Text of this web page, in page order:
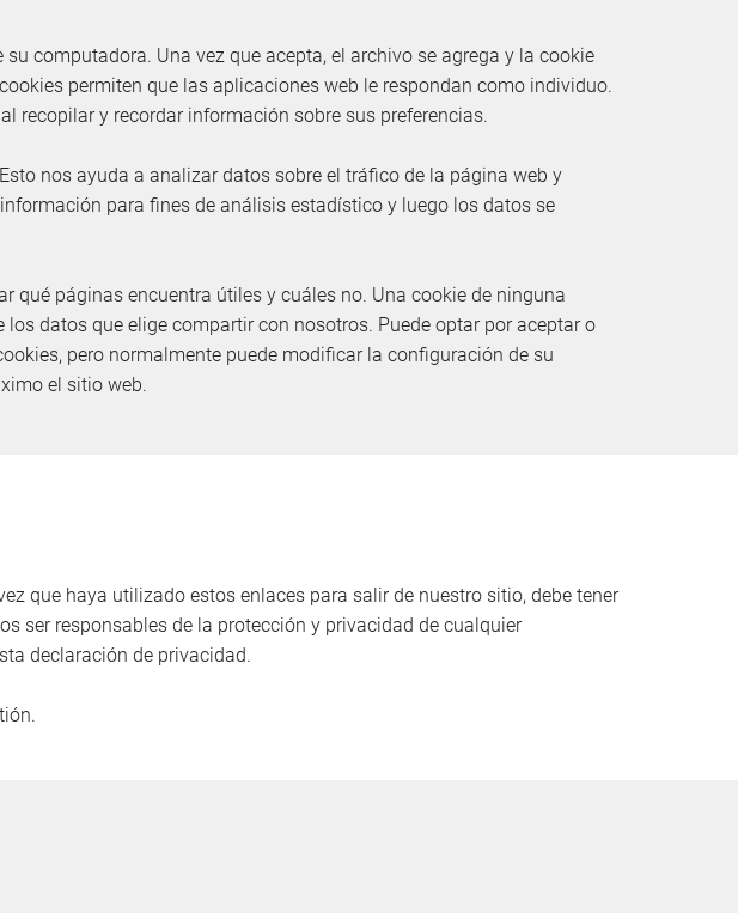
computadora. Una vez que acepta, el archivo se agrega y la cookie
permiten que las aplicaciones web le respondan como individuo.
recopilar y recordar información sobre sus preferencias.
nos ayuda a analizar datos sobre el tráfico de la página web y
para fines de análisis estadístico y luego los datos se
qué páginas encuentra útiles y cuáles no. Una cookie de ninguna
datos que elige compartir con nosotros. Puede optar por aceptar o
pero normalmente puede modificar la configuración de su
el sitio web.
que haya utilizado estos enlaces para salir de nuestro sitio, debe tener
ser responsables de la protección y privacidad de cualquier
declaración de privacidad.